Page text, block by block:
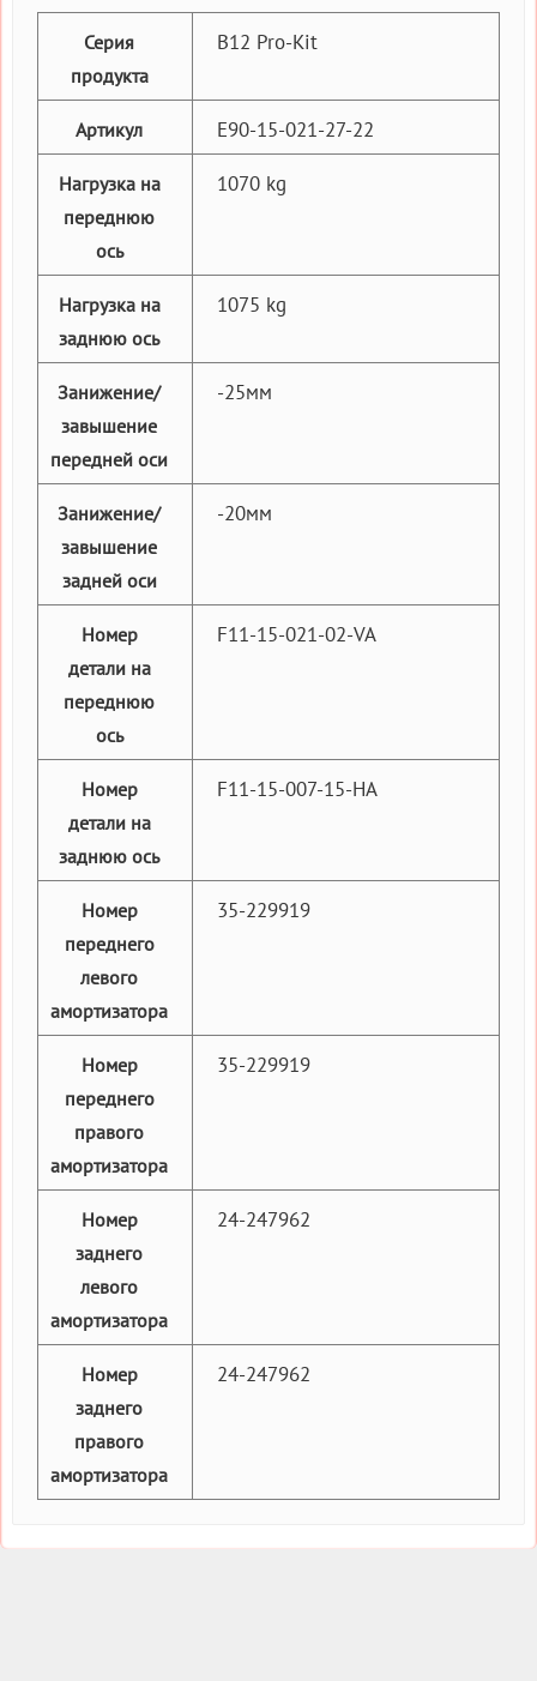
Серия
продукта
B12 Pro-Kit
Артикул E90-15-021-27-22
Нагрузка на
переднюю
ось
1070 kg
Нагрузка на
заднюю ось
1075 kg
Занижение/
завышение
передней оси
-25мм
Занижение/
завышение
задней оси
-20мм
Номер
детали на
переднюю
ось
F11-15-021-02-VA
Номер
детали на
заднюю ось
F11-15-007-15-HA
Номер
переднего
левого
амортизатора
35-229919
Номер
переднего
правого
амортизатора
35-229919
Номер
заднего
левого
амортизатора
24-247962
Номер
заднего
правого
амортизатора
24-247962